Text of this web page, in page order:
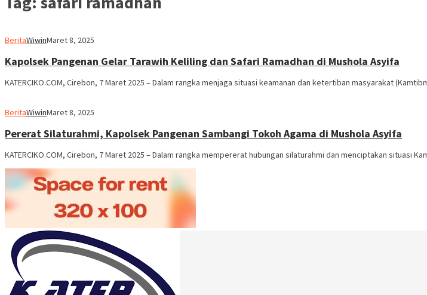
BeritaWiwinMaret 8, 2025
Kapolsek Pangenan Gelar Tarawih Keliling dan Safari Ramadhan di Mushola Asyifa
KATERCIKO.COM, Cirebon, 7 Maret 2025 – Dalam rangka menjaga situasi keamanan dan ketertiban masyarakat
BeritaWiwinMaret 8, 2025
Pererat Silaturahmi, Kapolsek Pangenan Sambangi Tokoh Agama di Mushola Asyifa
KATERCIKO.COM, Cirebon, 7 Maret 2025 – Dalam rangka mempererat hubungan silaturahmi dan menciptakan situasi